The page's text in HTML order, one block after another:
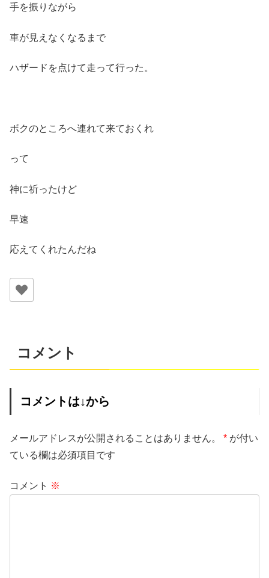
手を振りながら
車が見えなくなるまで
ハザードを点けて走って行った。
ボクのところへ連れて来ておくれ
って
神に祈ったけど
早速
応えてくれたんだね
コメント
コメントは↓から
メールアドレスが公開されることはありません。 * が付い
ている欄は必須項目です
コメント ※